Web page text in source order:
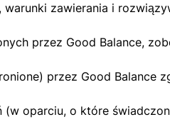
warunki zawierania i
przez Good Balance,
przez Good Balance
oparciu, o które